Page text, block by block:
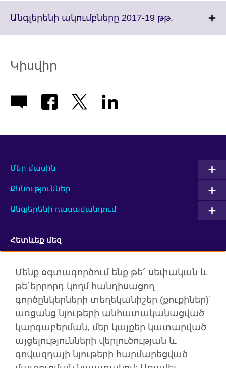
More
Անգլերենի ակումբները 2017-19 թթ.
Կիսվիր
Մեր մասին
Քննություններ
Անգլերենի դասավանդում
Հետևեք մեզ
YouTube Flickr
Instagram
TikTok
Մենք օգտագործում ենք թե´ սեփական և
թե´երրորդ կողմ հանդիսացող
գործընկերների տեղեկանիշեր (քուքիներ)՝
առցանց նյութերի անհատականացված
կարգաբերման, մեր կայքեր կատարված
այցելությունների վերլուծության և
գովազդայի նյութերի հարմարեցված